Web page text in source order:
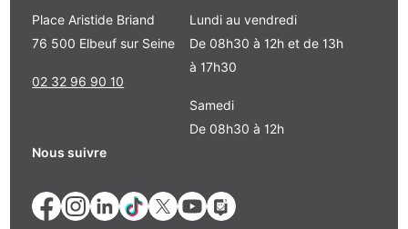
Place Aristide Briand
76 500 Elbeuf sur Seine
02 32 96 90 10
Lundi au vendredi
De 08h30 à 12h et de 13h
à 17h30
Samedi
De 08h30 à 12h
Nous suivre